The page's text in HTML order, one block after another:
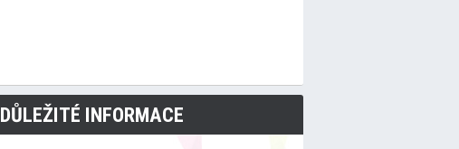
DŮLEŽITÉ INFORMACE